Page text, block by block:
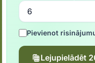
Pievienot
Lejupielādēt